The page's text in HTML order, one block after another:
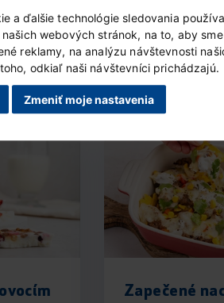
a ďalšie technológie sledovania
našich webových stránok, na to, aby
reklamy, na analýzu návštevnosti
odkiaľ naši návštevníci prichádzajú.
Zmeniť moje nastavenia
Zapečené